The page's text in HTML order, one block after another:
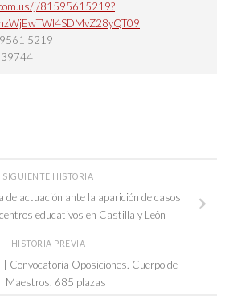
j/81595615219?
5219
SIGUIENTE HISTORIA
de actuación ante la aparición de casos
educativos en Castilla y León
HISTORIA PREVIA
Convocatoria Oposiciones. Cuerpo de
Maestros. 685 plazas